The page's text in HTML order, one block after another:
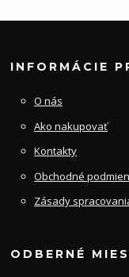
INFORMÁCIE
O nás
Ako nakupovať
Kontakty
Obchodné
Zásady
ODBERNÉ